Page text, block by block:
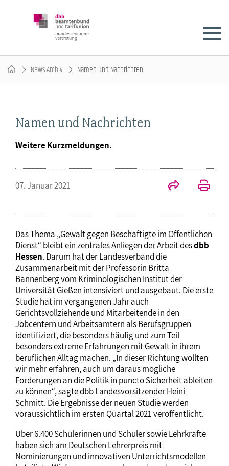
News-Archiv Namen und Nachrichten
Namen und Nachrichten
Weitere Kurzmeldungen.
07. Januar 2021
Das Thema „Gewalt gegen Beschäftigte im Öffentlichen
Dienst“ bleibt ein zentrales Anliegen der Arbeit desdbb
Hessen. Darum hat der Landesverband die
Zusammenarbeit mit der Professorin Britta
Bannenberg vom Kriminologischen Institut der
Universität Gießen intensiviert und ausgebaut. Die erste
Studie hat im vergangenen Jahr auch
Gerichtsvollziehende und Mitarbeitende in den
Jobcentern und Arbeitsämtern als Berufsgruppen
identifiziert, die besonders häufig und zum Teil
besonders extreme Erfahrungen mit Gewalt in ihrem
beruflichen Alltag machen. „In dieser Richtung wollten
wir mehr erfahren, auch um daraus mögliche
Forderungen an die Politik in puncto Sicherheit ableiten
zu können“, sagte dbb Landesvorsitzender Heini
Schmitt. Die Ergebnisse der neuen Studie werden
voraussichtlich im ersten Quartal 2021 veröffentlicht.
Über 6.400 Schülerinnen und Schüler sowie Lehrkräfte
haben sich am Deutschen Lehrerpreis mit
Nominierungen und innovativen Unterrichtsmodellen